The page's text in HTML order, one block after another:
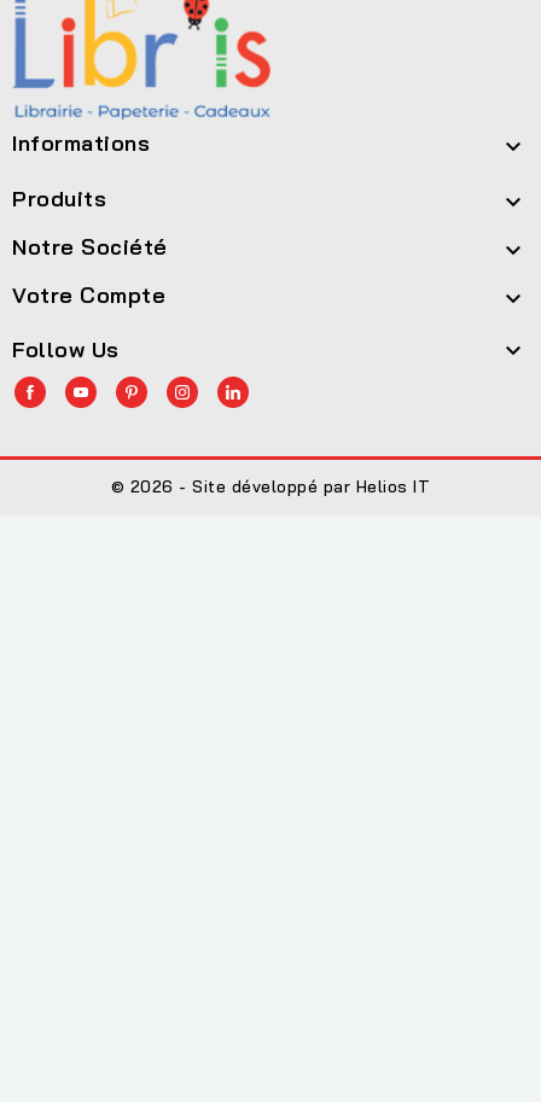
Informations 
Produits 
Notre Société 
Votre Compte 
Follow Us 
© 2026 - Site développé par Helios IT